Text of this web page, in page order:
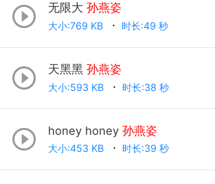
无限大 孙燕姿
大小:769 KB 时长:49 秒
天黑黑 孙燕姿
大小:593 KB 时长:38 秒
honey honey 孙燕姿
大小:453 KB 时长:39 秒